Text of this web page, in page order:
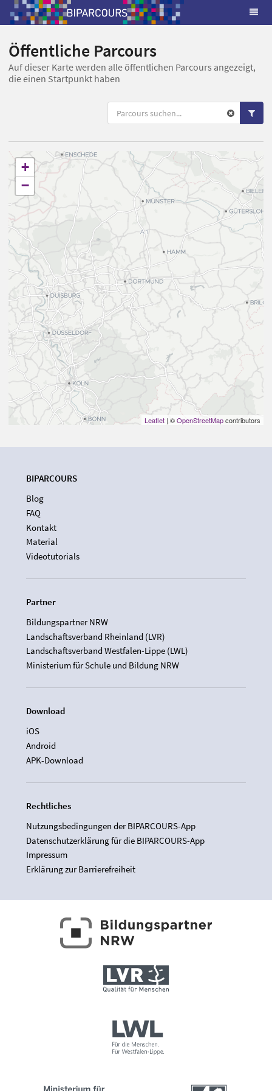
Öffentliche Parcours
Auf dieser Karte werden alle öffentlichen Parcours angezeigt,
die einen Startpunkt haben
+
−
Leaflet | ©OpenStreetMapcontributors
BIPARCOURS
Blog
FAQ
Kontakt
Material
Videotutorials
Partner
Bildungspartner NRW
Landschaftsverband Rheinland (LVR)
Landschaftsverband Westfalen-Lippe (LWL)
Ministerium für Schule und Bildung NRW
Download
iOS
Android
APK-Download
Rechtliches
Nutzungsbedingungen der BIPARCOURS-App
Datenschutzerklärung für die BIPARCOURS-App
Impressum
Erklärung zur Barrierefreiheit